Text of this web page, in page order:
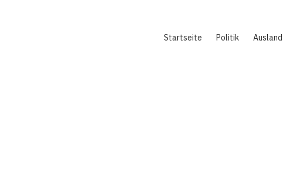
Startseite Politik Ausland